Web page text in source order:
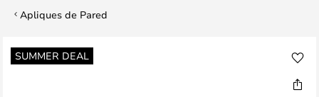
Apliques de Pared
SUMMER DEAL
Saltar
al